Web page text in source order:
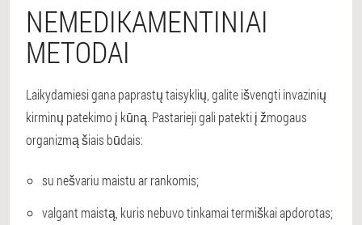
NEMEDIKAMENTINIAI
METODAI
Laikydamiesi gana paprastų taisyklių, galite išvengti invazinių
kirminų patekimo į kūną. Pastarieji gali patekti į žmogaus
organizmą šiais būdais:
su nešvariu maistu ar rankomis;
valgant maistą, kuris nebuvo tinkamai termiškai apdorotas;